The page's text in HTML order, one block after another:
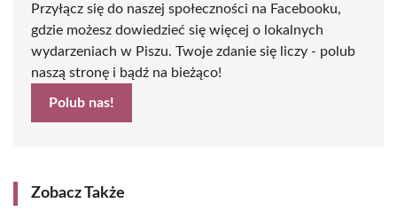
Przyłącz się do naszej społeczności na Facebooku,
gdzie możesz dowiedzieć się więcej o lokalnych
wydarzeniach w Piszu. Twoje zdanie się liczy - polub
naszą stronę i bądź na bieżąco!
Polub nas!
Zobacz Także